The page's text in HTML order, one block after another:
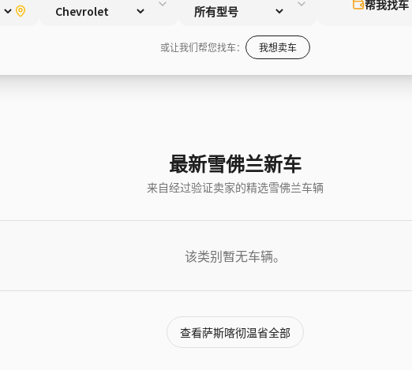
帮我找车
或让我们帮您找车： 我想卖车
最新雪佛兰新车
来自经过验证卖家的精选雪佛兰车辆
该类别暂无车辆。
查看萨斯喀彻温省全部